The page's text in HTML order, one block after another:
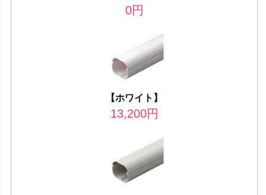
0円
【ホワイト】
13,200円